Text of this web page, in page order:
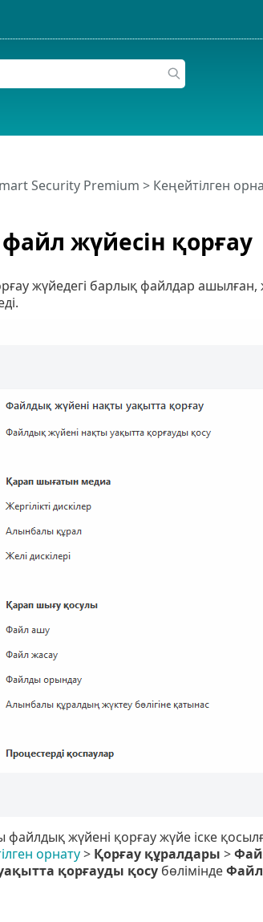
жүйесін қорғау
Security Premium > Кеңейтілген
жүйедегі барлық файлдар ашылған,
жүйені қорғау жүйе іске
орнату> Қорғау құралдары >
қорғауды қосубөлімінде